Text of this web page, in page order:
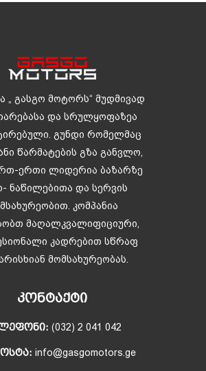
„ გასგო მოტორს“ მუდმივად
და სრულყოფაზეა
გუნდი რომელმაც
წარმატების გზა განვლო,
ერთი ლიდერია ბაზარზე
ნაწილებითა და სერვის
კომპანია
მაღალკვალიფიციური,
კადრებით სწრაფ
მომსახურეობას.
ᲙᲝᲜᲢᲐᲥᲢᲘ
(032) 2 041 042
info@gasgomotors.ge